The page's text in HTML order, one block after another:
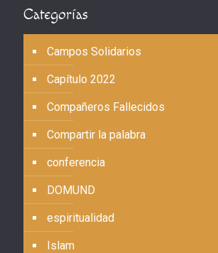
Categorías
Campos Solidarios
Capítulo 2022
Compañeros Fallecidos
Compartir la palabra
conferencia
DOMUND
espiritualidad
Islam